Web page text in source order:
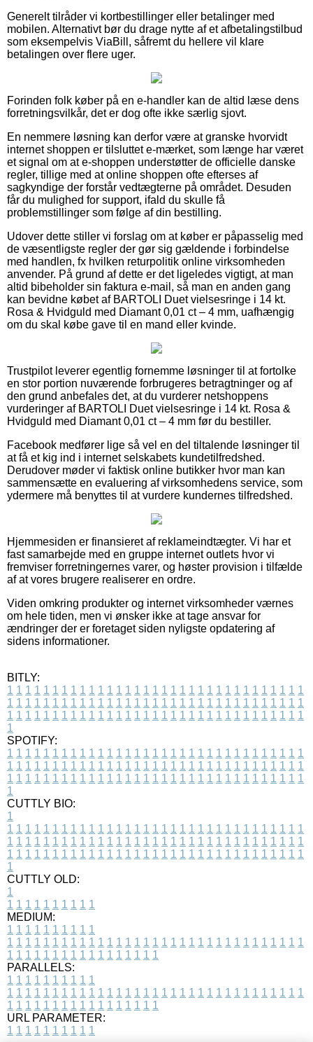
Generelt tilråder vi kortbestillinger eller betalinger med
mobilen. Alternativt bør du drage nytte af et afbetalingstilbud
som eksempelvis ViaBill, såfremt du hellere vil klare
betalingen over flere uger.
Forinden folk køber på en e-handler kan de altid læse dens
forretningsvilkår, det er dog ofte ikke særlig sjovt.
En nemmere løsning kan derfor være at granske hvorvidt
internet shoppen er tilsluttet e-mærket, som længe har været
et signal om at e-shoppen understøtter de officielle danske
regler, tillige med at online shoppen ofte efterses af
sagkyndige der forstår vedtægterne på området. Desuden
får du mulighed for support, ifald du skulle få
problemstillinger som følge af din bestilling.
Udover dette stiller vi forslag om at køber er påpasselig med
de væsentligste regler der gør sig gældende i forbindelse
med handlen, fx hvilken returpolitik online virksomheden
anvender. På grund af dette er det ligeledes vigtigt, at man
altid bibeholder sin faktura e-mail, så man en anden gang
kan bevidne købet af BARTOLI Duet vielsesringe i 14 kt.
Rosa & Hvidguld med Diamant 0,01 ct – 4 mm, uafhængig
om du skal købe gave til en mand eller kvinde.
Trustpilot leverer egentlig fornemme løsninger til at fortolke
en stor portion nuværende forbrugeres betragtninger og af
den grund anbefales det, at du vurderer netshoppens
vurderinger af BARTOLI Duet vielsesringe i 14 kt. Rosa &
Hvidguld med Diamant 0,01 ct – 4 mm før du bestiller.
Facebook medfører lige så vel en del tiltalende løsninger til
at få et kig ind i internet selskabets kundetilfredshed.
Derudover møder vi faktisk online butikker hvor man kan
sammensætte en evaluering af virksomhedens service, som
ydermere må benyttes til at vurdere kundernes tilfredshed.
Hjemmesiden er finansieret af reklameindtægter. Vi har et
fast samarbejde med en gruppe internet outlets hvor vi
fremviser forretningernes varer, og høster provision i tilfælde
af at vores brugere realiserer en ordre.
Viden omkring produkter og internet virksomheder værnes
om hele tiden, men vi ønsker ikke at tage ansvar for
ændringer der er foretaget siden nyligste opdatering af
sidens informationer.
BITLY:
1 1 1 1 1 1 1 1 1 1 1 1 1 1 1 1 1 1 1 1 1 1 1 1 1 1 1 1 1 1 1 1 1
1 1 1 1 1 1 1 1 1 1 1 1 1 1 1 1 1 1 1 1 1 1 1 1 1 1 1 1 1 1 1 1 1
1 1 1 1 1 1 1 1 1 1 1 1 1 1 1 1 1 1 1 1 1 1 1 1 1 1 1 1 1 1 1 1 1
1
SPOTIFY:
1 1 1 1 1 1 1 1 1 1 1 1 1 1 1 1 1 1 1 1 1 1 1 1 1 1 1 1 1 1 1 1 1
1 1 1 1 1 1 1 1 1 1 1 1 1 1 1 1 1 1 1 1 1 1 1 1 1 1 1 1 1 1 1 1 1
1 1 1 1 1 1 1 1 1 1 1 1 1 1 1 1 1 1 1 1 1 1 1 1 1 1 1 1 1 1 1 1 1
1
CUTTLY BIO:
1
1 1 1 1 1 1 1 1 1 1 1 1 1 1 1 1 1 1 1 1 1 1 1 1 1 1 1 1 1 1 1 1 1
1 1 1 1 1 1 1 1 1 1 1 1 1 1 1 1 1 1 1 1 1 1 1 1 1 1 1 1 1 1 1 1 1
1 1 1 1 1 1 1 1 1 1 1 1 1 1 1 1 1 1 1 1 1 1 1 1 1 1 1 1 1 1 1 1 1
1
CUTTLY OLD:
1
1 1 1 1 1 1 1 1 1 1
MEDIUM:
1 1 1 1 1 1 1 1 1 1
1 1 1 1 1 1 1 1 1 1 1 1 1 1 1 1 1 1 1 1 1 1 1 1 1 1 1 1 1 1 1 1 1
1 1 1 1 1 1 1 1 1 1 1 1 1 1 1 1 1
PARALLELS:
1 1 1 1 1 1 1 1 1 1
1 1 1 1 1 1 1 1 1 1 1 1 1 1 1 1 1 1 1 1 1 1 1 1 1 1 1 1 1 1 1 1 1
1 1 1 1 1 1 1 1 1 1 1 1 1 1 1 1 1
URL PARAMETER:
1 1 1 1 1 1 1 1 1 1